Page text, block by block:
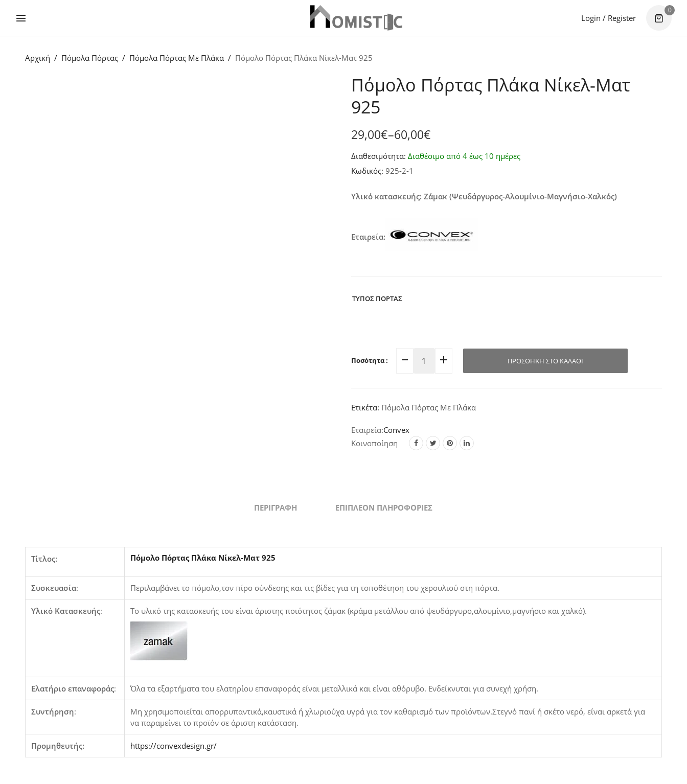
Login / Register
0
Αρχική Πόμολα Πόρτας Πόμολα Πόρτας Με Πλάκα Πόμολο Πόρτας Πλάκα Νίκελ-Ματ 925
Πόμολο Πόρτας Πλάκα Νίκελ-Ματ
925
29,00€–60,00€
Price
range:
29,00€
through
Διαθεσιμότητα: Διαθέσιμο από 4 έως 10 ημέρες
Κωδικός: 925-2-1
Υλικό κατασκευής: Ζάμακ (Ψευδάργυρος-Αλουμίνιο-Μαγνήσιο-Χαλκός)
Εταιρεία:
ΤΥΠΟΣ ΠΟΡΤΑΣ
Ποσότητα :
Πόμολο
Νίκελ-
Ματ
quantity
ΠΡΟΣΘΉΚΗ ΣΤΟ ΚΑΛΆΘΙ
Ετικέτα: Πόμολα Πόρτας Με Πλάκα
Convex
Κοινοποίηση
ΠΕΡΙΓΡΑΦΉ ΕΠΙΠΛΈΟΝ ΠΛΗΡΟΦΟΡΊΕΣ
Τίτλος: Πόμολο Πόρτας Πλάκα Νίκελ-Ματ 925
Συσκευασία: Περιλαμβάνει το πόμολο,τον πίρο σύνδεσης και τις βίδες για τη τοποθέτηση του χερουλιού στη πόρτα.
Υλικό Κατασκευής: Το υλικό της κατασκευής του είναι άριστης ποιότητος ζάμακ (κράμα μετάλλου από ψευδάργυρο,αλουμίνιο,μαγνήσιο και χαλκό).
Ελατήριο επαναφοράς: Όλα τα εξαρτήματα του ελατηρίου επαναφοράς είναι μεταλλικά και είναι αθόρυβο. Ενδείκνυται για συνεχή χρήση.
Συντήρηση:
Μη χρησιμοποιείται απορρυπαντικά,καυστικά ή χλωριούχα υγρά για τον καθαρισμό των προϊόντων.Στεγνό πανί ή σκέτο νερό, είναι αρκετά για
να παραμείνει το προϊόν σε άριστη κατάσταση.
Προμηθευτής: https://convexdesign.gr/